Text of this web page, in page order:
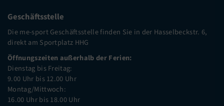
Geschäftsstelle
Die me-sport Geschäftsstelle finden Sie in der Hasselbeckstr. 6,
direkt am Sportplatz HHG
Öffnungszeiten außerhalb der Ferien:
Dienstag bis Freitag:
9.00 Uhr bis 12.00 Uhr
Montag/Mittwoch:
16.00 Uhr bis 18.00 Uhr